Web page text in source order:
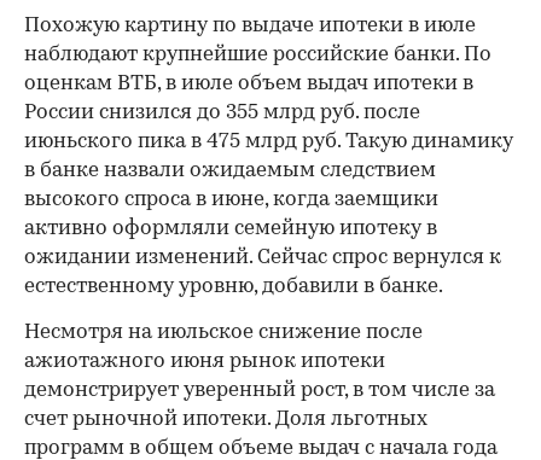
Похожую картину по выдаче ипотеки в июле
наблюдают крупнейшие российские банки. По
оценкам ВТБ, в июле объем выдач ипотеки в
России снизился до 355 млрд руб. после
июньского пика в 475 млрд руб. Такую динамику
в банке назвали ожидаемым следствием
высокого спроса в июне, когда заемщики
активно оформляли семейную ипотеку в
ожидании изменений. Сейчас спрос вернулся к
естественному уровню, добавили в банке.
Несмотря на июльское снижение после
ажиотажного июня рынок ипотеки
демонстрирует уверенный рост, в том числе за
счет рыночной ипотеки. Доля льготных
программ в общем объеме выдач с начала года